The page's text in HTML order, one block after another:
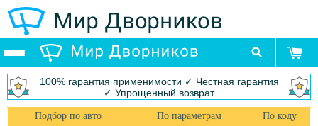
100% гарантия применимости ✓ Честная гарантия
✓ Упрощенный возврат
Подбор по авто По параметрам По коду